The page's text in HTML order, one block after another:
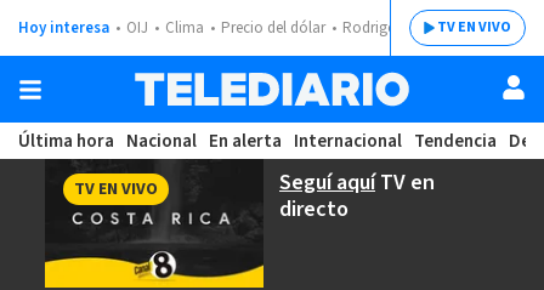
Hoy interesa OIJ Clima Precio del dólar Rodrigo ChavesTV EN VIVO
Última hora Nacional En alerta Internacional Tendencia
Seguí aquíTV en
directo
TV EN VIVO